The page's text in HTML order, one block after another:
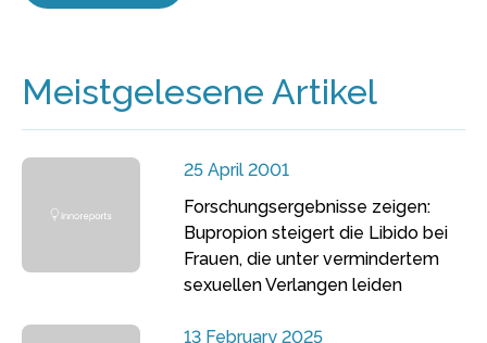
Meistgelesene Artikel
25 April 2001
Forschungsergebnisse zeigen:
Bupropion steigert die Libido bei
Frauen, die unter vermindertem
sexuellen Verlangen leiden
13 February 2025